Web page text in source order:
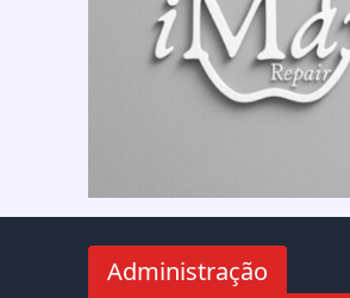
Administração